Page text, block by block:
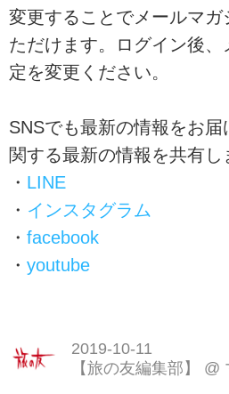
変更することでメールマ
ただけます。ログイン後
定を変更ください。
SNSでも最新の情報をお
関する最新の情報を共有し
・ LINE
・ インスタグラム
・ facebook
・ youtube
2019-10-11
【旅の友編集部】
@